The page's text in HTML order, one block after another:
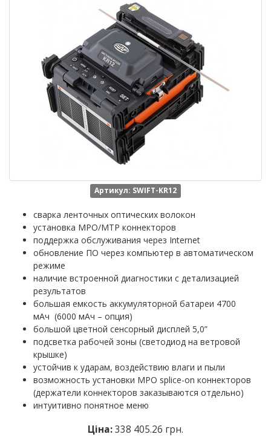
Артикул: SWIFT-KR12
сварка ленточных оптических волокон
установка MPO/MTP коннекторов
поддержка обслуживания через Internet
обновление ПО через компьютер в автоматическом
режиме
наличие встроенной диагностики с детализацией
результатов
большая емкость аккумуляторной батареи 4700
мАч (6000 мАч – опция)
большой цветной сенсорный дисплей 5,0”
подсветка рабочей зоны (светодиод на ветровой
крышке)
устойчив к ударам, воздействию влаги и пыли
возможность установки MPO splice-on коннекторов
(держатели коннекторов заказываются отдельно)
интуитивно понятное меню
Ціна:338 405.26 грн.